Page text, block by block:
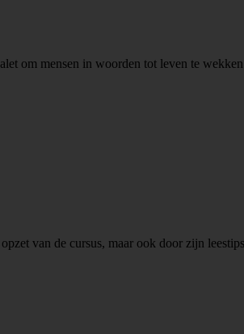
om mensen in woorden tot leven te
van de cursus, maar ook door zijn